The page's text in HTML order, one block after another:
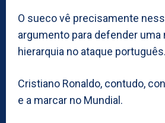
O sueco vê precisamente
argumento para defender uma
hierarquia no ataque português.
Cristiano Ronaldo, contudo,
e a marcar no Mundial.